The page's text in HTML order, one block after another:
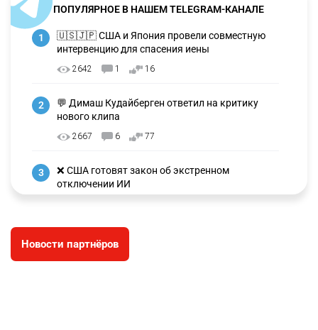
ПОПУЛЯРНОЕ В НАШЕМ TELEGRAM-КАНАЛЕ
1
🇺🇸🇯🇵 США и Япония провели совместную
интервенцию для спасения иены
2642 1 16
2
💬 Димаш Кудайберген ответил на критику
нового клипа
2667 6 77
3
❌ США готовят закон об экстренном
отключении ИИ
4
✍️ СОР и СОЧ не будут проводить в начальных
классах с 1 сентября. Чем их заменят?
Новости партнёров